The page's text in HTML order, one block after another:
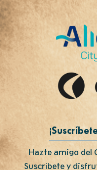
Hazte amigo del
Suscríbete y